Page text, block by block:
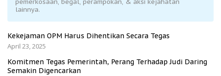
pemerkosaan, begal, perampokan, & aksi kejahatan
lainnya.
Kekejaman OPM Harus Dihentikan Secara Tegas
April 23, 2025
Komitmen Tegas Pemerintah, Perang Terhadap Judi Daring
Semakin Digencarkan